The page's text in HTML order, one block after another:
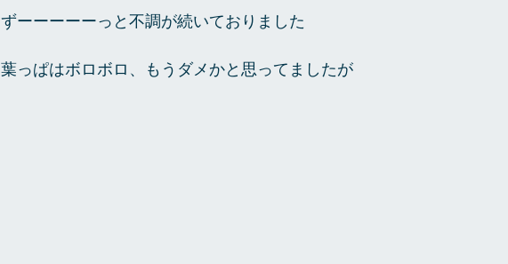
ずーーーーーっと不調が続いておりました
葉っぱはボロボロ、もうダメかと思ってましたが